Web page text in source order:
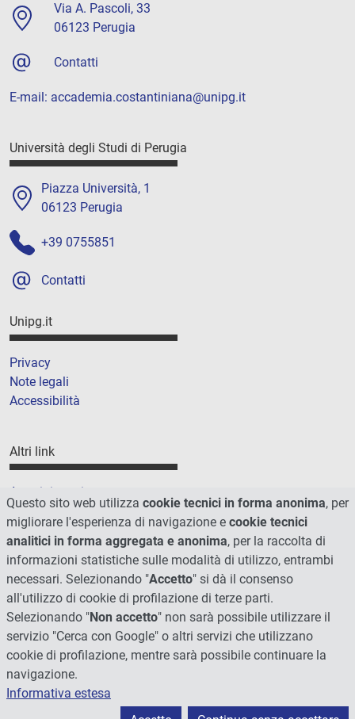
Via A. Pascoli, 33
06123 Perugia
Contatti
E-mail: accademia.costantiniana@unipg.it
Università degli Studi di Perugia
Piazza Università, 1
06123 Perugia
+39 0755851
Contatti
Unipg.it
Privacy
Note legali
Accessibilità
Altri link
Amministrazione trasparente
Cookie
Mappa del sito
Questo sito web utilizza cookie tecnici in forma anonima, per
migliorare l'esperienza di navigazione e cookie tecnici
analitici in forma aggregata e anonima, per la raccolta di
informazioni statistiche sulle modalità di utilizzo, entrambi
necessari. Selezionando "Accetto" si dà il consenso
all'utilizzo di cookie di profilazione di terze parti.
Selezionando "Non accetto" non sarà possibile utilizzare il
servizio "Cerca con Google" o altri servizi che utilizzano
cookie di profilazione, mentre sarà possibile continuare la
navigazione.
Informativa estesa